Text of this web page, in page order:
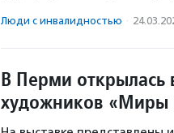
Люди с инвалидностью ·
В Перми открылась
художников